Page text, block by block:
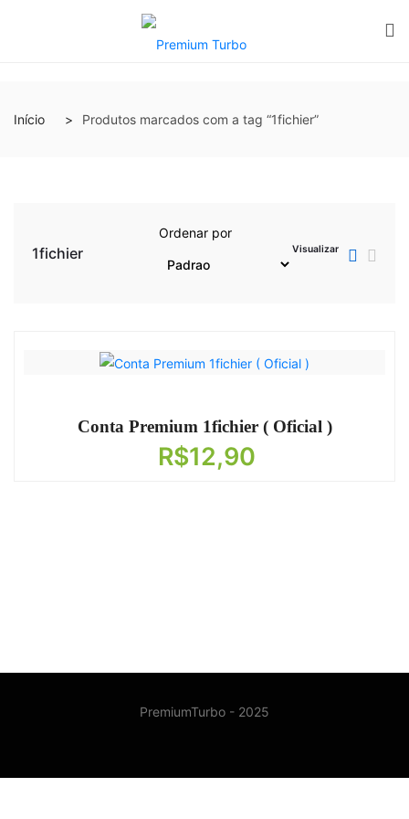
Início Produtos marcados com a tag “1fichier”
1fichier
Ordenar por
Visualizar
Conta Premium 1fichier ( Oficial )
R$12,90
PremiumTurbo - 2025